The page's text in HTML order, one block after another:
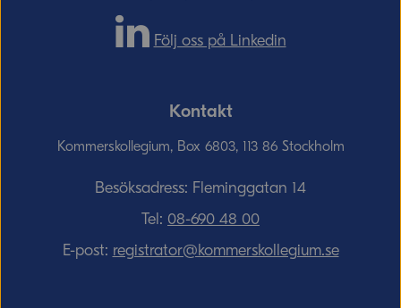
Följ oss på Linkedin
Kontakt
Kommerskollegium, Box 6803, 113 86 Stockholm
Besöksadress: Fleminggatan 14
Tel: 08-690­ 48­ 00
E-post: registrator@kommerskollegium.se